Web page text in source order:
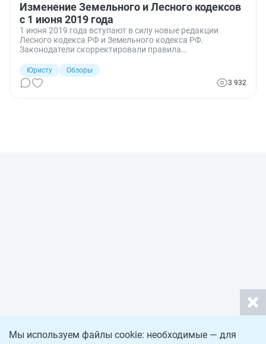
Изменение Земельного и Лесного кодексов
с 1 июня 2019 года
1 июня 2019 года вступают в силу новые редакции
Лесного кодекса РФ и Земельного кодекса РФ.
Законодатели скорректировали правила
пользование гражданам и организациям.
Юристу
Обзоры
3 932
Мы используем файлы cookie: необходимые — для